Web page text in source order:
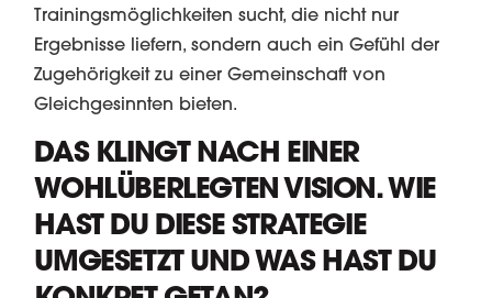
Trainingsmöglichkeiten sucht, die nicht nur
Ergebnisse liefern, sondern auch ein Gefühl der
Zugehörigkeit zu einer Gemeinschaft von
Gleichgesinnten bieten.
DAS KLINGT NACH EINER
WOHLÜBERLEGTEN VISION. WIE
HAST DU DIESE STRATEGIE
UMGESETZT UND WAS HAST DU